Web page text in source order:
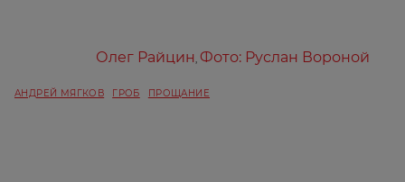
Олег Райцин Фото: Руслан Вороной
АНДРЕЙ МЯГКОВ ГРОБ ПРОЩАНИЕ